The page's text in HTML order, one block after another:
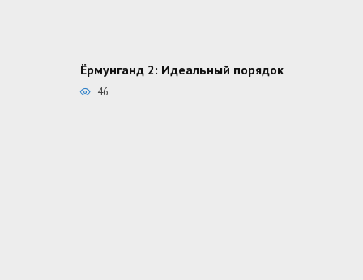
Ёрмунганд 2: Идеальный порядок
46